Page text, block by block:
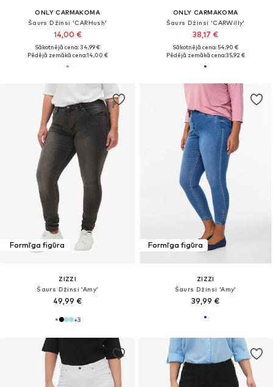
ONLY CARMAKOMA
Šaurs Džinsi 'CARHush'
14,00 €
Sākotnējā cena: 34,99 €
Pēdējā zemākā cena:14,00 €
ONLY CARMAKOMA
Šaurs Džinsi 'CARWilly'
38,17 €
Sākotnējā cena: 54,90 €
Pēdējā zemākā cena:35,92 €
Formīga figūra
ZIZZI
Šaurs Džinsi 'Amy'
49,99 €
+3
Formīga figūra
ZIZZI
Šaurs Džinsi 'Amy'
39,99 €